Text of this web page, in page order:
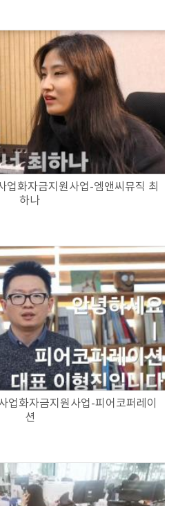
업화자금지원사업-엠앤씨뮤직 최
하나
업화자금지원사업-피어코퍼레이
션